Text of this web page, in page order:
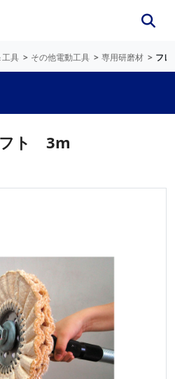
工具 その他電動工具 専用研磨材 フ
フト 3m